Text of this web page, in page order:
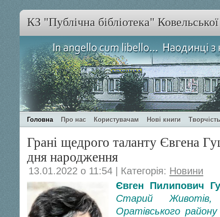
КЗ "Публічна бібліотека"
Головна Про нас Користувачам Нові книги
Грані щедрого таланту Євгена
дня народження
13.01.2022 о 11:54 | Категорія: Новини
Євген Пилипович
Старий Животів,
Оратівського